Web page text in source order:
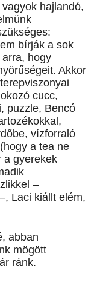
hajlandó,
bírják a sok
hogy
Akkor
cucc,
puzzle, Bencó
vízforraló
a tea ne
a gyerekek
–
Laci kiállt elém,
abban
mögött
ránk.